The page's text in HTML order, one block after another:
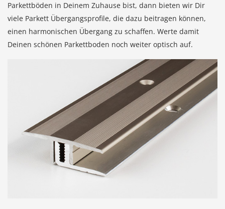
Parkettböden in Deinem Zuhause bist, dann bieten wir Dir
viele Parkett Übergangsprofile, die dazu beitragen können,
einen harmonischen Übergang zu schaffen. Werte damit
Deinen schönen Parkettboden noch weiter optisch auf.